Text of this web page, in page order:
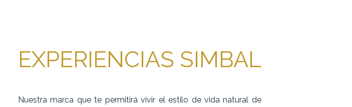
EXPERIENCIAS SIMBAL
Nuestra marca que te permitirá vivir el estilo de vida natural de